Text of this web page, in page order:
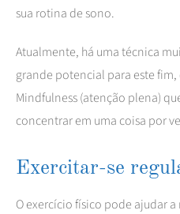
sua rotina de sono.
Atualmente, há uma técnica
grande potencial para este
Mindfulness (atenção plena)
concentrar em uma coisa por
Exercitar-se
O exercício físico pode ajudar a